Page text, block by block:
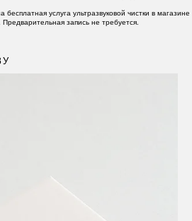
услуга ультразвуковой чистки в магазине
запись не требуется.